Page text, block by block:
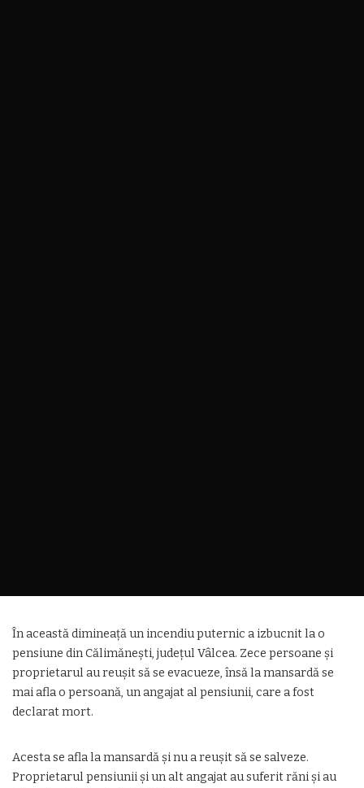
În această dimineață un incendiu puternic a izbucnit la o
pensiune din Călimănești, județul Vâlcea. Zece persoane şi
proprietarul au reuşit să se evacueze, însă la mansardă se
mai afla o persoană, un angajat al pensiunii, care a fost
declarat mort.
Acesta se afla la mansardă și nu a reușit să se salveze.
Proprietarul pensiunii și un alt angajat au suferit răni și au